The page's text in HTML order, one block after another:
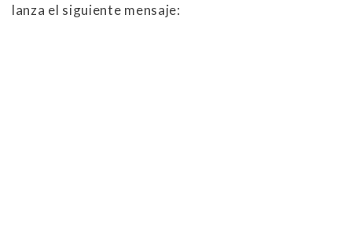
lanza el siguiente mensaje: